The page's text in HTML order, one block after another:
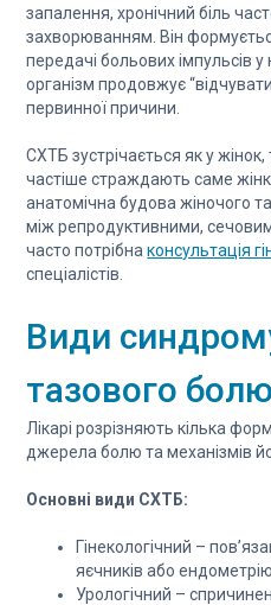
запалення, хронічний біль
захворюванням. Він
передачі больових імпульсів у
організм продовжує
первинної причини.
СХТБ зустрічається як у жінок,
частіше страждають саме
анатомічна будова жіночого
між репродуктивними,
часто потрібнаконсультація
спеціалістів.
Види
тазового
Лікарі розрізняють кілька
джерела болю та механізмів
Основні види СХТБ:
Гінекологічний –
яєчників або ендометрію.
Урологічний –